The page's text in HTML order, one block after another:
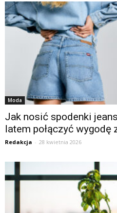
Moda
Jak nosić spodenki
latem połączyć wygodę
Redakcja - 28 kwietnia 2026